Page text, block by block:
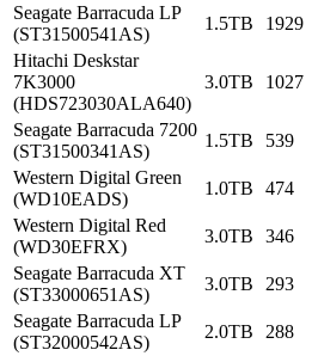
Seagate Barracuda LP
(ST31500541AS)
1.5TB 1929
Hitachi Deskstar
7K3000
(HDS723030ALA640)
3.0TB 1027
Seagate Barracuda 7200
(ST31500341AS)
1.5TB 539
Western Digital Green
(WD10EADS)
1.0TB 474
Western Digital Red
(WD30EFRX)
3.0TB 346
Seagate Barracuda XT
(ST33000651AS)
3.0TB 293
Seagate Barracuda LP
(ST32000542AS)
2.0TB 288